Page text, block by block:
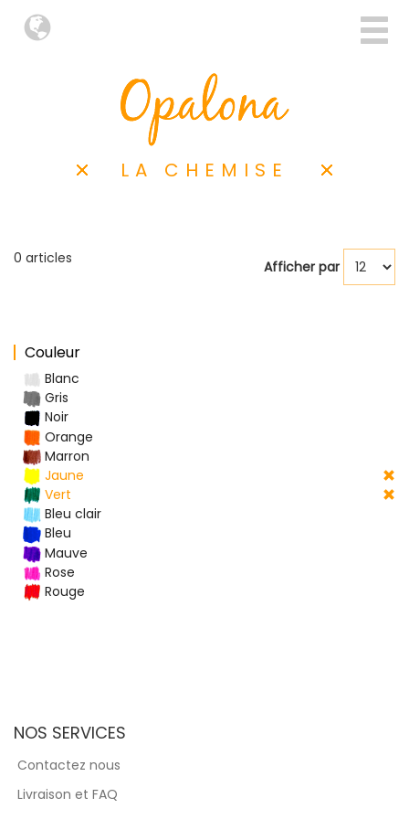
LA CHEMISE
0 articles Afficher par
Couleur
Blanc
Gris
Noir
Orange
Marron
Jaune
Vert
Bleu clair
Bleu
Mauve
Rose
Rouge
NOS SERVICES
Contactez nous
Livraison et FAQ